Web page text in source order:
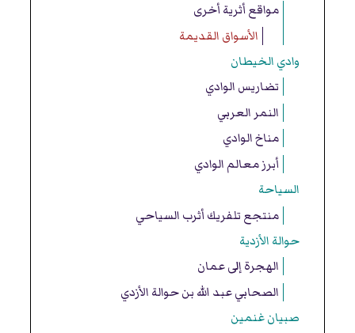
مواقع أثرية أخرى
الأسواق القديمة
وادي الخيطان
تضاريس الوادي
النمر العربي
مناخ الوادي
أبرز معالم الوادي
السياحة
منتجع تلفريك أثرب السياحي
حوالة الأزدية
الهجرة إلى عمان
الصحابي عبد الله بن حوالة الأزدي
صبيان غنمين